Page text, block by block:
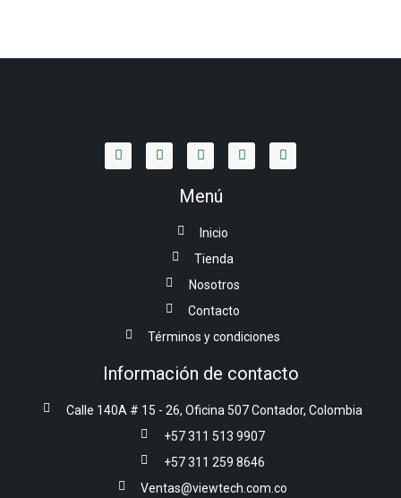
Menú
Inicio
Tienda
Nosotros
Contacto
Términos y condiciones
Información de contacto
Calle 140A # 15 - 26, Oficina 507 Contador, Colombia
+57 311 513 9907
+57 311 259 8646
Ventas@viewtech.com.co